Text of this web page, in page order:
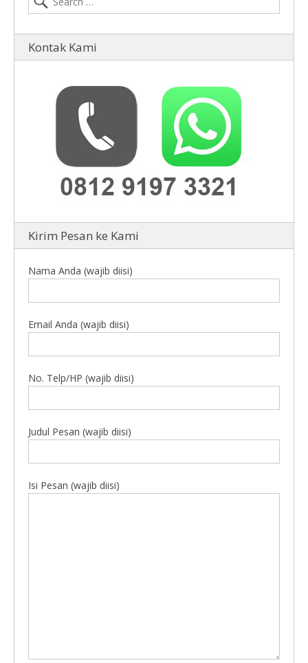
Kontak Kami
Kirim Pesan ke Kami
Nama Anda (wajib diisi)
Email Anda (wajib diisi)
No. Telp/HP (wajib diisi)
Judul Pesan (wajib diisi)
Isi Pesan (wajib diisi)